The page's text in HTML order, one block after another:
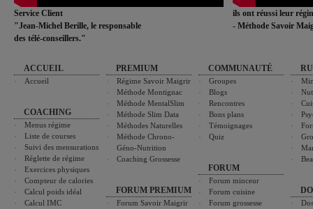
Service Client
"Jean-Michel Berille, le responsable
des télé-conseillers."
ils ont réussi leur
- Méthode Savoir
ACCUEIL
Accueil
COACHING
Menus régime
Liste de courses
Suivi des mensurations
Réglette de régime
Exercices physiques
Compteur de calories
Calcul poids idéal
Calcul IMC
PREMIUM
Régime Savoir Maigrir
Méthode Montignac
Méthode MentalSlim
Méthode Slim Data
Méthodes Naturelles
Méthode Chrono-
Géno-Nutrition
Coaching Grossesse
FORUM PREMIUM
Forum Savoir Maigrir
COMMUNAUTÉ
Groupes
Blogs
Rencontres
Bons plans
Témoignages
Quiz
FORUM
Forum minceur
Forum cuisine
Forum grossesse